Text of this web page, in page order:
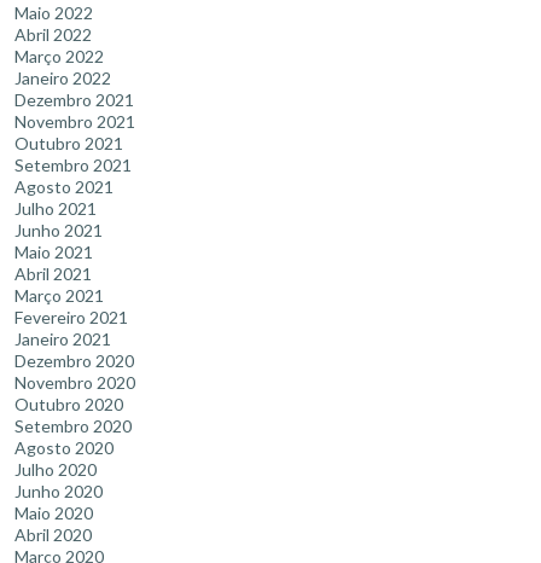
Maio 2022
Abril 2022
Março 2022
Janeiro 2022
Dezembro 2021
Novembro 2021
Outubro 2021
Setembro 2021
Agosto 2021
Julho 2021
Junho 2021
Maio 2021
Abril 2021
Março 2021
Fevereiro 2021
Janeiro 2021
Dezembro 2020
Novembro 2020
Outubro 2020
Setembro 2020
Agosto 2020
Julho 2020
Junho 2020
Maio 2020
Abril 2020
Março 2020